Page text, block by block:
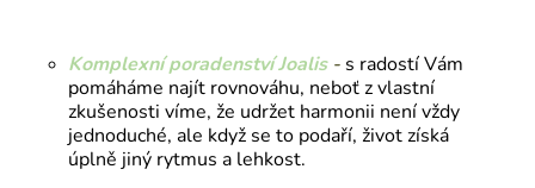
Komplexní poradenství Joalis - s radostí Vám
pomáháme najít rovnováhu, neboť z vlastní
zkušenosti víme, že udržet harmonii není vždy
jednoduché, ale když se to podaří, život získá
úplně jiný rytmus a lehkost.